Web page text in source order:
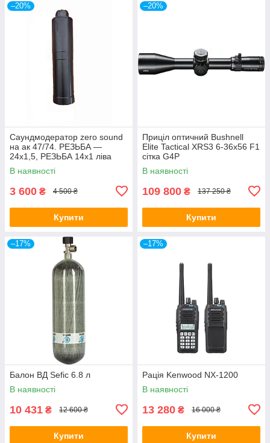
–20%
Саундмодератор zero sound
на ак 47/74. РЕЗЬБА —
24х1,5, РЕЗЬБА 14х1 ліва
В наявності
3 600 ₴ 4 500 ₴
Купити
–20%
Приціл оптичний Bushnell
Elite Tactical XRS3 6-36x56 F1
сітка G4P
В наявності
109 800 ₴ 137 250 ₴
Купити
–17%
Балон ВД Sefic 6.8 л
В наявності
10 431 ₴ 12 600 ₴
Купити
–17%
Рація Kenwood NX-1200
В наявності
13 280 ₴ 16 000 ₴
Купити